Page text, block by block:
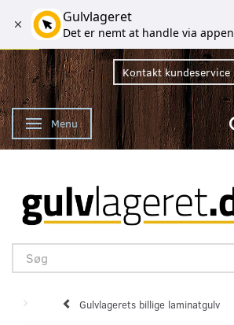
Kontakt kundeservice
Skifte navigation
Menu
Gulvlagerets billige laminatgulv
Gulvlageret
Det er nemt at handle via appen